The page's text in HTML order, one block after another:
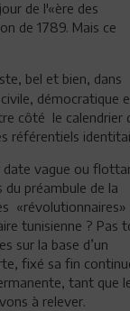
de l'«ère des
de 1789. Mais ce
bel et bien, dans
démocratique
côté le calendrier
référentiels
date vague ou
du préambule de la
«révolutionnaires»
tunisienne ? Pas
sur la base d’un
fixé sa fin
tant que
à relever.